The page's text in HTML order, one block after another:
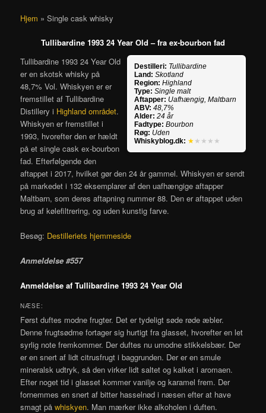
Hjem »Single cask whisky
Tullibardine 1993 24 Year Old – fra ex-bourbon fad
Destilleri: Tullibardine
Land: Skotland
Region: Highland
Type: Single malt
Aftapper: Uafhængig, Maltbarn
ABV: 48,7%
Alder: 24 år
Fadtype: Bourbon
Røg: Uden
Whiskyblog.dk: ★ ★★★★
Tullibardine 1993 24 Year Old
er en skotsk whisky på
48,7% Vol. Whiskyen er er
fremstillet af Tullibardine
Distillery i Highland området.
Whiskyen er fremstillet i
1993, hvorefter den er hældt
på et single cask ex-bourbon
fad. Efterfølgende den
aftappet i 2017, hvilket gør den 24 år gammel. Whiskyen er sendt
på markedet i 132 eksemplarer af den uafhængige aftapper
Maltbarn, som deres aftapning nummer 88. Den er aftappet uden
brug af kølefiltrering, og uden kunstig farve.
Besøg: Destilleriets hjemmeside
Anmeldelse #557
Anmeldelse af Tullibardine 1993 24 Year Old
NÆSE:
Først duftes modne frugter. Det er tydeligt søde røde æbler.
Denne frugtsødme fortager sig hurtigt fra glasset, hvorefter en let
syrlig note fremkommer. Der duftes nu umodne stikkelsbær. Der
er en snert af lidt citrusfrugt i baggrunden. Der er en smule
mineralsk udtryk, så den virker lidt saltet og kalket i aromaen.
Efter noget tid i glasset kommer vanilje og karamel frem. Der
fornemmes en snert af bitter hasselnød i næsen efter at have
smagt påwhiskyen. Man mærker ikke alkoholen i duften.